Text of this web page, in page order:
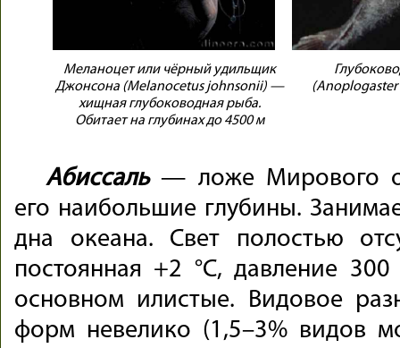
Меланоцет или чёрный удильщик
Джонсона (Melanocetus johnsonii) —
хищная глубоководная рыба.
Обитает на глубинах до 4500 м
(Anoplogaster
Абиссаль— ложе Мирового
его наибольшие глубины.
дна океана. Свет полостью
постоянная +2 °С, давление
основном илистые. Видовое
форм невелико (1,5–3% видов